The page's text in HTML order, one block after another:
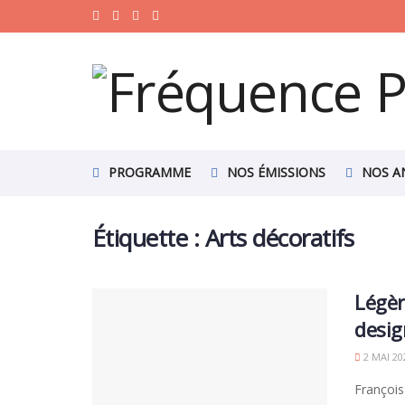
PROGRAMME NOS ÉMISSIONS NOS
Étiquette :Arts décoratifs
2 MAI